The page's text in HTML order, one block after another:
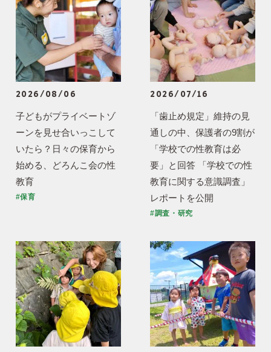
2026/08/06
子どもがプライベートゾ
ーンを見せ合いっこして
いたら？日々の保育から
始める、どろんこ会の性
教育
#保育
2026/07/16
「歯止め規定」維持の見
通しの中、保護者の9割が
「学校での性教育は必
要」と回答 「学校での性
教育に関する意識調査」
レポートを公開
#調査・研究